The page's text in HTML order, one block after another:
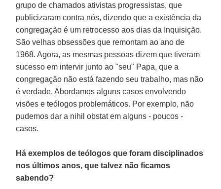
grupo de chamados ativistas progressistas, que
publicizaram contra nós, dizendo que a existência da
congregação é um retrocesso aos dias da Inquisição.
São velhas obsessões que remontam ao ano de
1968. Agora, as mesmas pessoas dizem que tiveram
sucesso em intervir junto ao "seu" Papa, que a
congregação não está fazendo seu trabalho, mas não
é verdade. Abordamos alguns casos envolvendo
visões e teólogos problemáticos. Por exemplo, não
pudemos dar a nihil obstat em alguns - poucos -
casos.
Há exemplos de teólogos que foram disciplinados
nos últimos anos, que talvez não ficamos
sabendo?